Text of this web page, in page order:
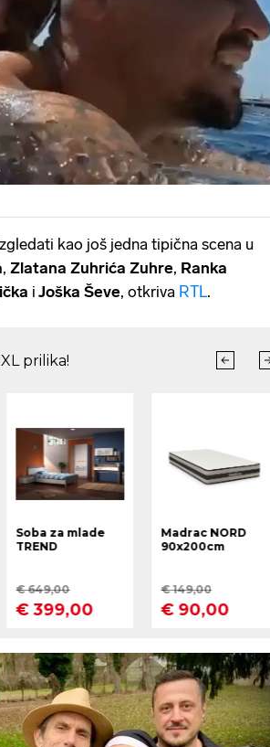
Pokretanje videa...
kao još jedna tipična scena u
, Zlatana Zuhrića Zuhre, Ranka
i Joška Ševe, otkriva RTL.